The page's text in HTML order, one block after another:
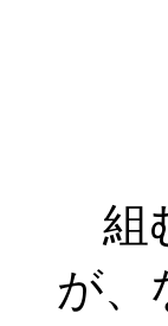
組
が、